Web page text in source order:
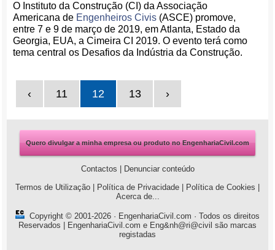
O Instituto da Construção (CI) da Associação
Americana de Engenheiros Civis (ASCE) promove,
entre 7 e 9 de março de 2019, em Atlanta, Estado da
Georgia, EUA, a Cimeira CI 2019. O evento terá como
tema central os Desafios da Indústria da Construção.
‹ 11 12 13 ›
Quero divulgar a minha empresa ou produto no EngenhariaCivil.com
Contactos
Denunciar conteúdo
Termos de Utilização
Política de Privacidade Política de Cookies
Acerca de...
Copyright © 2001-2026 · EngenhariaCivil.com · Todos os direitos
Reservados | EngenhariaCivil.com e Eng&nh@ri@civil são marcas
registadas